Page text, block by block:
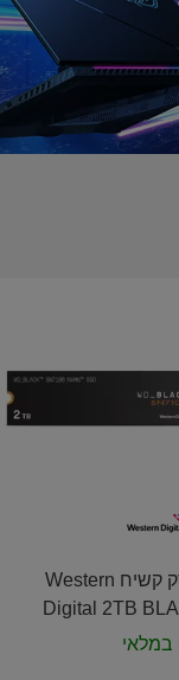
דיסק קשיח Western
Digital 2TB
NVMe Gen 4במלאי